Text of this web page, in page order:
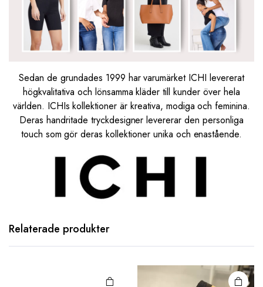
Sedan de grundades 1999 har varumärket ICHI levererat
högkvalitativa och lönsamma kläder till kunder över hela
världen. ICHIs kollektioner är kreativa, modiga och feminina.
Deras handritade tryckdesigner levererar den personliga
touch som gör deras kollektioner unika och enastående.
Relaterade produkter